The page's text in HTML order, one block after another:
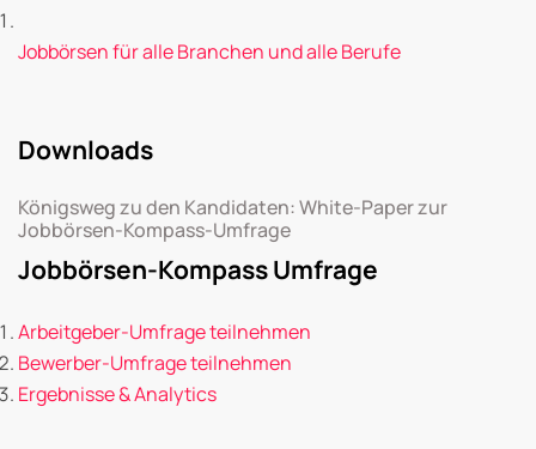
Jobbörsen für alle Branchen und alle Berufe
Downloads
Königsweg zu den Kandidaten: White-Paper zur
Jobbörsen-Kompass-Umfrage
Jobbörsen-Kompass Umfrage
Arbeitgeber-Umfrage teilnehmen
Bewerber-Umfrage teilnehmen
Ergebnisse & Analytics